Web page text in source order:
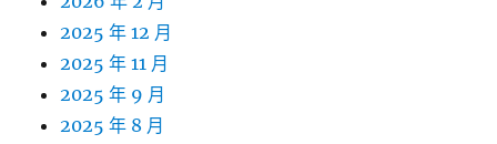
2025 年 12 月
2025 年 11 月
2025 年 9 月
2025 年 8 月